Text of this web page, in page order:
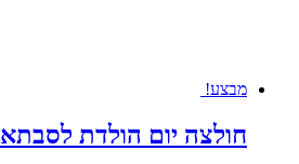
מבצע!
חולצה יום הולדת לסבתא